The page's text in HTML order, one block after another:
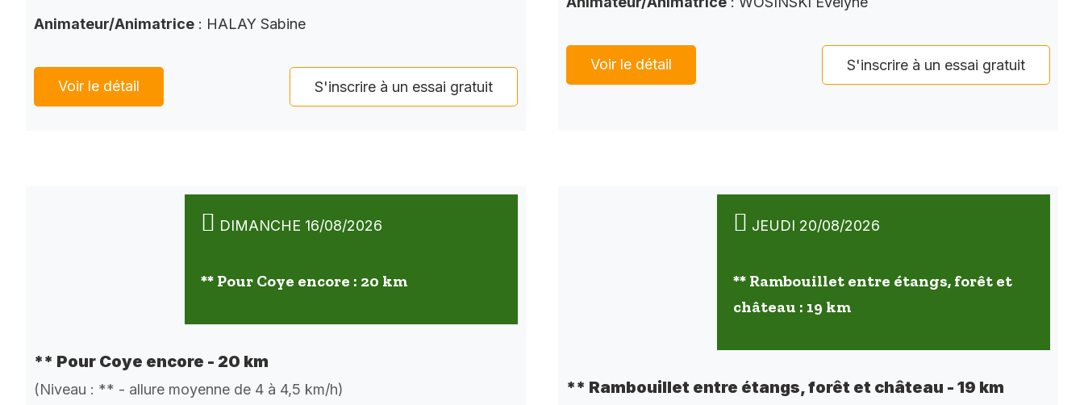
Animateur/Animatrice : HALAY Sabine
Voir le détail S'inscrire à un essai gratuit
Voir le détail S'inscrire à un essai gratuit
DIMANCHE 16/08/2026
** Pour Coye encore : 20 km
** Pour Coye encore - 20 km
(Niveau : ** - allure moyenne de 4 à 4,5 km/h)
JEUDI 20/08/2026
** Rambouillet entre étangs, forêt et
château : 19 km
** Rambouillet entre étangs, forêt et château - 19 km